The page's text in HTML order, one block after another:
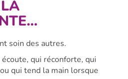
soin des autres.
qui réconforte, qui
qui tend la main lorsque